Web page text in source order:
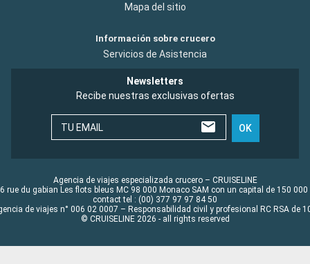
Mapa del sitio
Información sobre crucero
Servicios de Asistencia
Newsletters
Recibe nuestras exclusivas ofertas
TU EMAIL OK
Agencia de viajes especializada crucero – CRUISELINE
rue du gabian Les flots bleus MC 98 000 Monaco SAM con un capital de 150 000
contact tel : (00) 377 97 97 84 50
de viajes n° 006 02 0007 – Responsabilidad civil y profesional RC RSA de
© CRUISELINE 2026 - all rights reserved